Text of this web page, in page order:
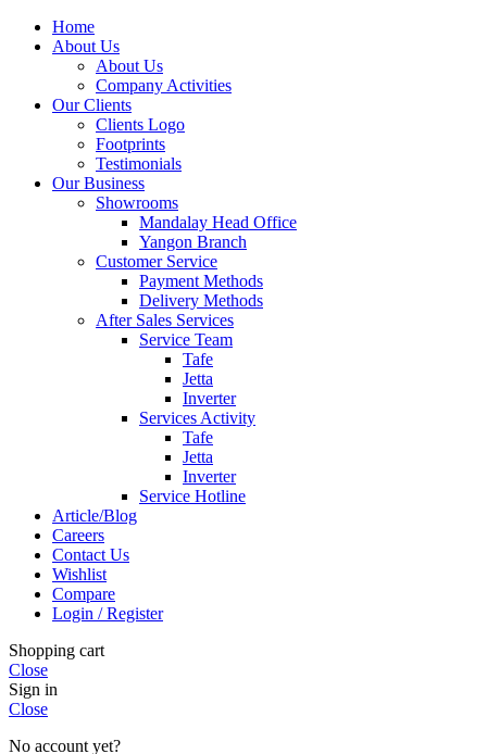
Home
About Us
About Us
Company Activities
Our Clients
Clients Logo
Footprints
Testimonials
Our Business
Showrooms
Mandalay Head Office
Yangon Branch
Customer Service
Payment Methods
Delivery Methods
After Sales Services
Service Team
Tafe
Jetta
Inverter
Services Activity
Tafe
Jetta
Inverter
Service Hotline
Article/Blog
Careers
Contact Us
Wishlist
Compare
Login / Register
Shopping cart
Close
Sign in
Close
No account yet?